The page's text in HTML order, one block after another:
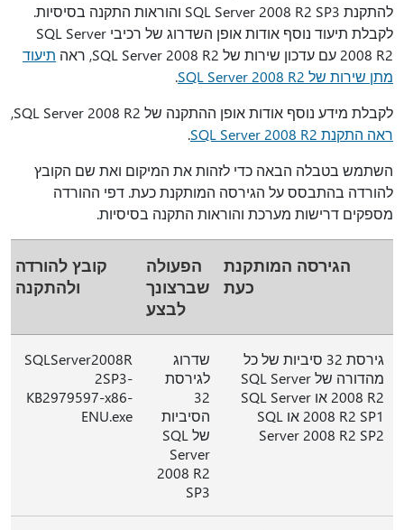
להתקנת SQL Server 2008 R2 SP3 והוראות התקנה בסיסיות.
לקבלת תיעוד נוסף אודות אופן השדרוג של רכיבי SQL Server
2008 R2 עם עדכון שירות של SQL Server 2008 R2, ראה
תיעוד
מתן שירות של SQL Server 2008 R2
.
לקבלת מידע נוסף אודות אופן ההתקנה של SQL Server 2008 R2,
ראה התקנת SQL Server 2008 R2
.
השתמש בטבלה הבאה כדי לזהות את המיקום ואת שם הקובץ
להורדה בהתבסס על הגירסה המותקנת כעת. דפי ההורדה
מספקים דרישות מערכת והוראות התקנה בסיסיות.
הגירסה המותקנת
כעת
הפעולה
שברצונך
לבצע
קובץ להורדה
ולהתקנה
גירסת 32 סיביות של כל
מהדורה של SQL Server
2008 R2 או SQL Server
2008 R2 SP1 או SQL
Server 2008 R2 SP2
שדרוג
לגירסת
32
הסיביות
של SQL
Server
2008 R2
SP3
SQLServer2008R
2SP3-
KB2979597-x86-
ENU.exe